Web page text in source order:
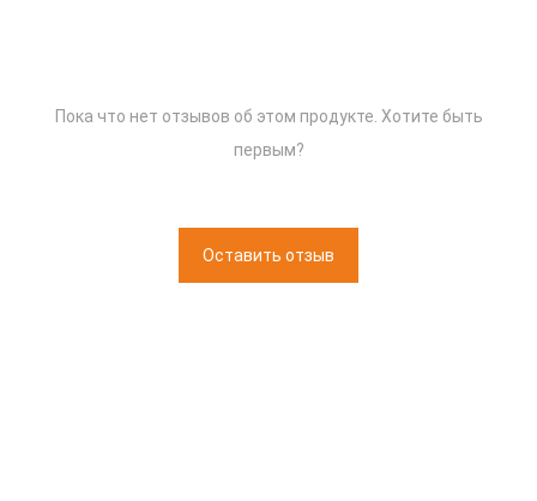
Пока что нет отзывов об этом продукте. Хотите быть
первым?
Оставить отзыв